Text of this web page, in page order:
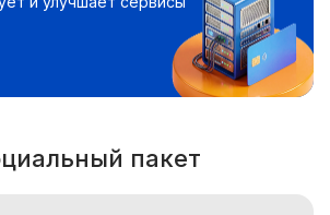
пакет